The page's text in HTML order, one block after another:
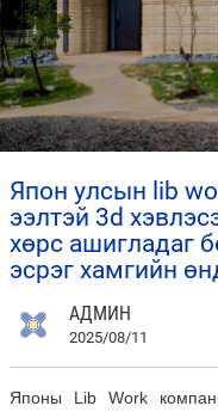
япон улсын lib work компанийн байгальд
ээлтэй 3d
хөрс ашигладаг
эсрэг хамгийн
АДМИН
2025/08/11
Японы Lib Work